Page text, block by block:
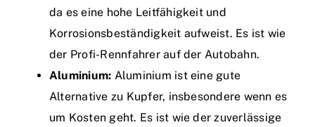
da es eine hohe Leitfähigkeit und
Korrosionsbeständigkeit aufweist. Es ist wie
der Profi-Rennfahrer auf der Autobahn.
Aluminium: Aluminium ist eine gute
Alternative zu Kupfer, insbesondere wenn es
um Kosten geht. Es ist wie der zuverlässige